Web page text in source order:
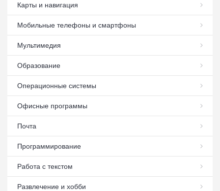
Карты и навигация
Мобильные телефоны и смартфоны
Мультимедия
Образование
Операционные системы
Офисные программы
Почта
Программирование
Работа с текстом
Развлечение и хобби